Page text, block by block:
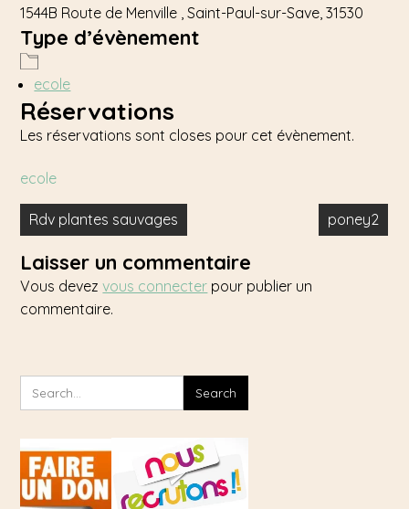
1544B Route de Menville , Saint-Paul-sur-Save, 31530
Type d’évènement
ecole
Réservations
Les réservations sont closes pour cet évènement.
ecole
Navigation
de
l’article
Rdv plantes sauvages poney2
Laisser un commentaire
Vous devezvous connecter pour publier un
commentaire.